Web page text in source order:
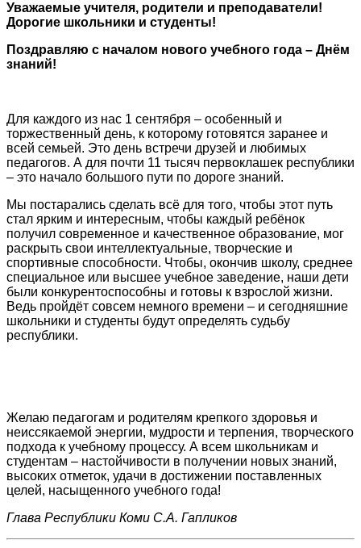
Уважаемые учителя, родители и преподаватели!
Дорогие школьники и студенты!
Поздравляю с началом нового учебного года – Днём
знаний!
Для каждого из нас 1 сентября – особенный и
торжественный день, к которому готовятся заранее и
всей семьей. Это день встречи друзей и любимых
педагогов. А для почти 11 тысяч первоклашек республики
– это начало большого пути по дороге знаний.
Мы постарались сделать всё для того, чтобы этот путь
стал ярким и интересным, чтобы каждый ребёнок
получил современное и качественное образование, мог
раскрыть свои интеллектуальные, творческие и
спортивные способности. Чтобы, окончив школу, среднее
специальное или высшее учебное заведение, наши дети
были конкурентоспособны и готовы к взрослой жизни.
Ведь пройдёт совсем немного времени – и сегодняшние
школьники и студенты будут определять судьбу
республики.
Желаю педагогам и родителям крепкого здоровья и
неиссякаемой энергии, мудрости и терпения, творческого
подхода к учебному процессу. А всем школьникам и
студентам – настойчивости в получении новых знаний,
высоких отметок, удачи в достижении поставленных
целей, насыщенного учебного года!
Глава Республики Коми С.А. Гапликов